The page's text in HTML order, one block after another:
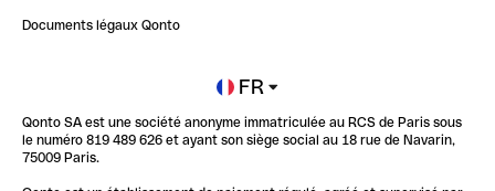
Impact de l'IA sur les carrières/productivité
Newsroom
Glossaire finance
Documents légaux Qonto
FR
Qonto SA est une société anonyme immatriculée au RCS de Paris sous
le numéro 819 489 626 et ayant son siège social au 18 rue de Navarin,
75009 Paris.